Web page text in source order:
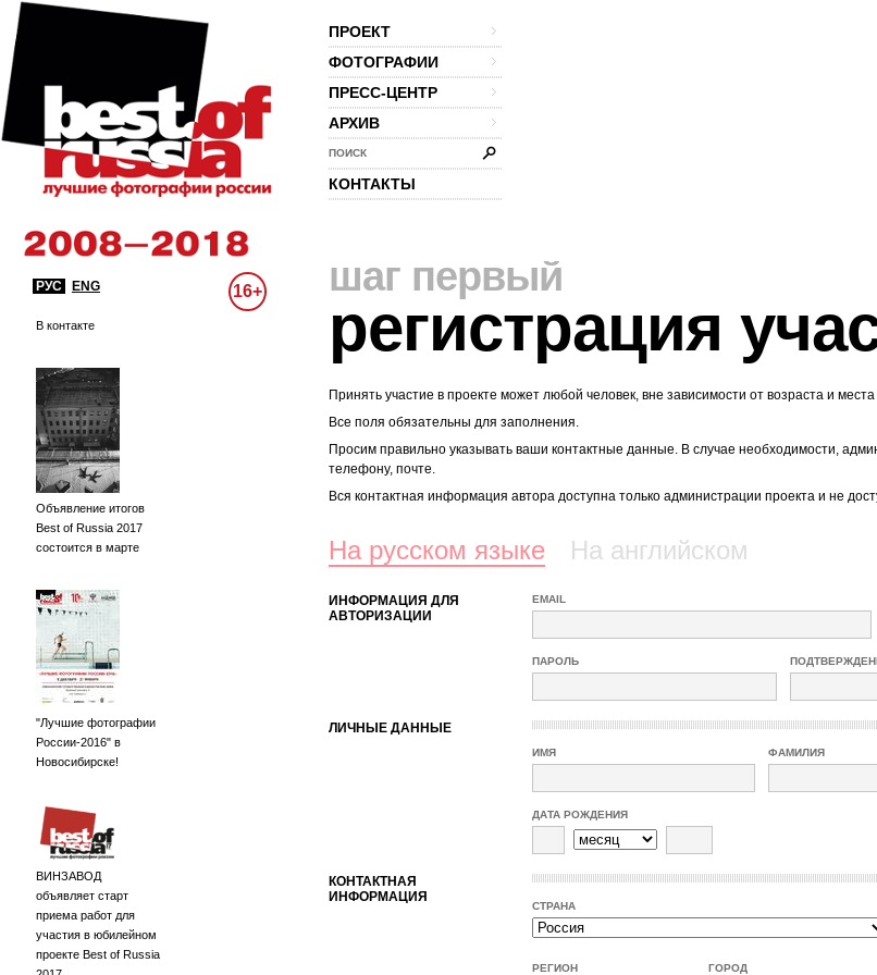
ПРОЕКТ
ФОТОГРАФИИ
ПРЕСС-ЦЕНТР
АРХИВ
ПОИСК
КОНТАКТЫ
РУС ENG 16+
В контакте
Объявление итогов
Best of Russia 2017
состоится в марте
"Лучшие фотографии
России-2016" в
Новосибирске!
ВИНЗАВОД
объявляет старт
приема работ для
участия в юбилейном
проекте Best of Russia
шаг первый
регистрация
Принять участие в проекте может любой человек, вне зависимости от возраста и
Все поля обязательны для заполнения.
Просим правильно указывать ваши контактные данные. В случае необходимости,
телефону, почте.
Вся контактная информация автора доступна только администрации проекта и не
На русском языке На английском
ИНФОРМАЦИЯ ДЛЯ
АВТОРИЗАЦИИ
EMAIL
ПАРОЛЬ
ЛИЧНЫЕ ДАННЫЕ
ИМЯ ФАМИЛИЯ
ДАТА РОЖДЕНИЯ
КОНТАКТНАЯ
ИНФОРМАЦИЯ
СТРАНА
РЕГИОН ГОРОД